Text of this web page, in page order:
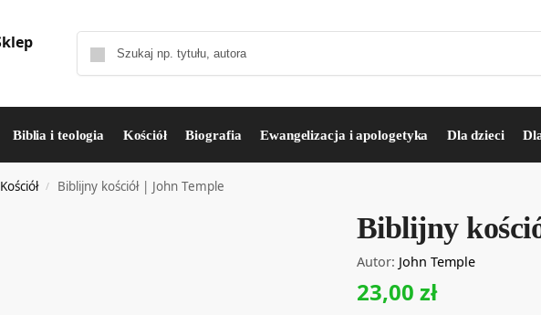
Biblia i teologia Kościół Biografia Ewangelizacja i apologetyka Dla dzieci
Kościół / Biblijny kościół | John Temple
Biblijny
Autor: John Temple
23,00 zł